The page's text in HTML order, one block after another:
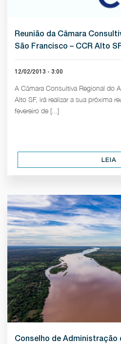
Reunião da Câmara
São Francisco – CCR Alto
12/02/2013 - 3:00
A Câmara Consultiva Regional do
Alto SF, irá realizar a sua próxima
fevereiro de [...]
LEIA
Conselho de Administração